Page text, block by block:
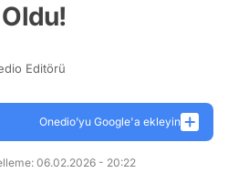
Editörü
Onedio’yu Google'a ekleyin
06.02.2026 - 20:22